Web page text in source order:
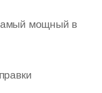
мощный в